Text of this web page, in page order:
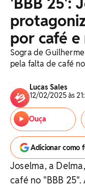
por café
Sogra de
pela falta de café
Lucas Sales
12/02/2025 às
Ouça
Adicionar como
Joselma, a
café no "BBB